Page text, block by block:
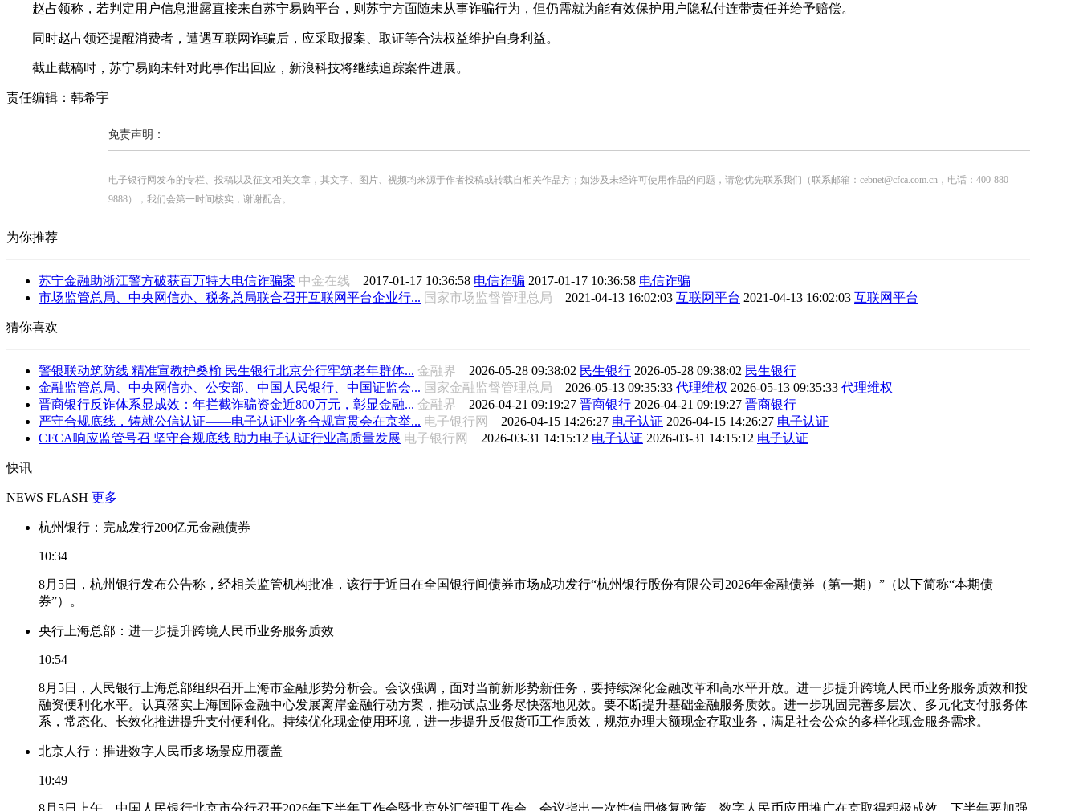
赵占领称，若判定用户信息泄露直接来自苏宁易购平台，则苏宁方面随未从事诈骗行为，但仍需就为能有效保护用户隐私付连带责任并给予赔偿。
同时赵占领还提醒消费者，遭遇互联网诈骗后，应采取报案、取证等合法权益维护自身利益。
截止截稿时，苏宁易购未针对此事作出回应，新浪科技将继续追踪案件进展。
责任编辑：韩希宇
免责声明：
电子银行网发布的专栏、投稿以及征文相关文章，其文字、图片、视频均来源于作者投稿或转载自相关作品方；如涉及未经许可使用作品的问题，请您优先联系我们（联系邮箱：cebnet@cfca.com.cn，电话：400-880-
9888），我们会第一时间核实，谢谢配合。
为你推荐
苏宁金融助浙江警方破获百万特大电信诈骗案 中金在线 2017-01-17 10:36:58 电信诈骗 2017-01-17 10:36:58 电信诈骗
市场监管总局、中央网信办、税务总局联合召开互联网平台企业行... 国家市场监督管理总局 2021-04-13 16:02:03 互联网平台 2021-04-13 16:02:03 互联网平台
猜你喜欢
警银联动筑防线 精准宣教护桑榆 民生银行北京分行牢筑老年群体... 金融界 2026-05-28 09:38:02 民生银行 2026-05-28 09:38:02 民生银行
金融监管总局、中央网信办、公安部、中国人民银行、中国证监会... 国家金融监督管理总局 2026-05-13 09:35:33 代理维权 2026-05-13 09:35:33 代理维权
晋商银行反诈体系显成效：年拦截诈骗资金近800万元，彰显金融... 金融界 2026-04-21 09:19:27 晋商银行 2026-04-21 09:19:27 晋商银行
严守合规底线，铸就公信认证——电子认证业务合规宣贯会在京举... 电子银行网 2026-04-15 14:26:27 电子认证 2026-04-15 14:26:27 电子认证
CFCA响应监管号召 坚守合规底线 助力电子认证行业高质量发展 电子银行网 2026-03-31 14:15:12 电子认证 2026-03-31 14:15:12 电子认证
快讯
NEWS FLASH 更多
杭州银行：完成发行200亿元金融债券
10:34
8月5日，杭州银行发布公告称，经相关监管机构批准，该行于近日在全国银行间债券市场成功发行“杭州银行股份有限公司2026年金融债券（第一期）”（以下简称“本期债
券”）。
央行上海总部：进一步提升跨境人民币业务服务质效
10:54
8月5日，人民银行上海总部组织召开上海市金融形势分析会。会议强调，面对当前新形势新任务，要持续深化金融改革和高水平开放。进一步提升跨境人民币业务服务质效和投
融资便利化水平。认真落实上海国际金融中心发展离岸金融行动方案，推动试点业务尽快落地见效。要不断提升基础金融服务质效。进一步巩固完善多层次、多元化支付服务体
系，常态化、长效化推进提升支付便利化。持续优化现金使用环境，进一步提升反假货币工作质效，规范办理大额现金存取业务，满足社会公众的多样化现金服务需求。
北京人行：推进数字人民币多场景应用覆盖
10:49
8月5日上午，中国人民银行北京市分行召开2026年下半年工作会暨北京外汇管理工作会，会议指出一次性信用修复政策、数字人民币应用推广在京取得积极成效。下半年要加强